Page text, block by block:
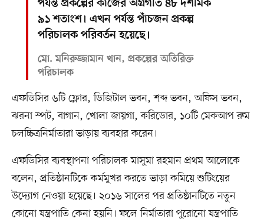
পর্যন্ত প্রকল্পের কাজের অগ্রগতি ৪৮ দশমিক
৯১ শতাংশ। এখন পর্যন্ত পাঁচজন প্রকল্প
পরিচালক পরিবর্তন হয়েছে।
মো. মনিরুজ্জামান খান, প্রকল্পের অতিরিক্ত
পরিচালক
এফডিসির ৬টি ফ্লোর, ডিজিটাল ভবন, শব্দ ভবন, অফিস ভবন,
ঝরনা স্পট, বাগান, খোলা জায়গা, করিডোর, ১০টি মেকআপ রুম
চলচ্চিত্রনির্মাতারা ভাড়ায় ব্যবহার করেন।
এফডিসির ব্যবস্থাপনা পরিচালক মাসুমা রহমান প্রথম আলোকে
বলেন, প্রতিষ্ঠানটিকে কর্মমুখর করতে ভাড়া কমিয়ে শুটিংয়ের
উদ্যোগ নেওয়া হয়েছে। ২০১৬ সালের পর প্রতিষ্ঠানটিতে নতুন
কোনো যন্ত্রপাতি কেনা হয়নি। ফলে নির্মাতারা পুরোনো যন্ত্রপাতি